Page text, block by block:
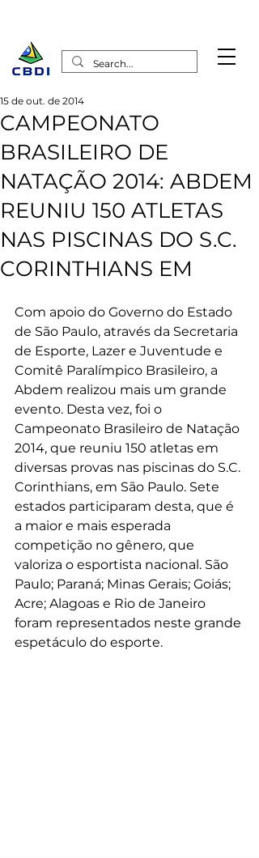
CAMPEONATO
BRASILEIRO DE
NATAÇÃO 2014: ABDEM
REUNIU 150 ATLETAS
NAS PISCINAS DO S.C.
CORINTHIANS EM
15 de out. de 2014
Com apoio do Governo do Estado
de São Paulo, através da Secretaria
de Esporte, Lazer e Juventude e
Comitê Paralímpico Brasileiro, a
Abdem realizou mais um grande
evento. Desta vez, foi o
Campeonato Brasileiro de Natação
2014, que reuniu 150 atletas em
diversas provas nas piscinas do S.C.
Corinthians, em São Paulo. Sete
estados participaram desta, que é
a maior e mais esperada
competição no gênero, que
valoriza o esportista nacional. São
Paulo; Paraná; Minas Gerais; Goiás;
Acre; Alagoas e Rio de Janeiro
foram representados neste grande
espetáculo do esporte.